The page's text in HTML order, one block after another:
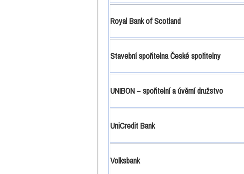
Royal Bank of Scotland
Stavební spořitelna České spořitelny
UNIBON – spořitelní a úvěrní družstvo
UniCredit Bank
Volksbank